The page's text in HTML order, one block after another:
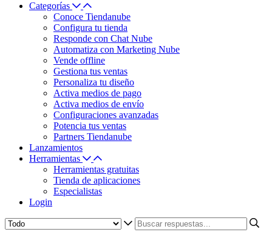
Categorías
Conoce Tiendanube
Configura tu tienda
Responde con Chat Nube
Automatiza con Marketing Nube
Vende offline
Gestiona tus ventas
Personaliza tu diseño
Activa medios de pago
Activa medios de envío
Configuraciones avanzadas
Potencia tus ventas
Partners Tiendanube
Lanzamientos
Herramientas
Herramientas gratuitas
Tienda de aplicaciones
Especialistas
Login